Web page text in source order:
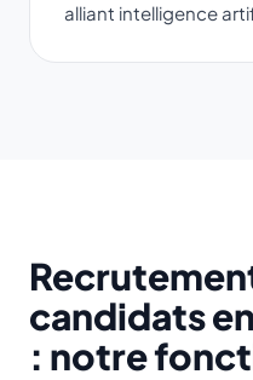
alliant intelligence
candidats
: notre